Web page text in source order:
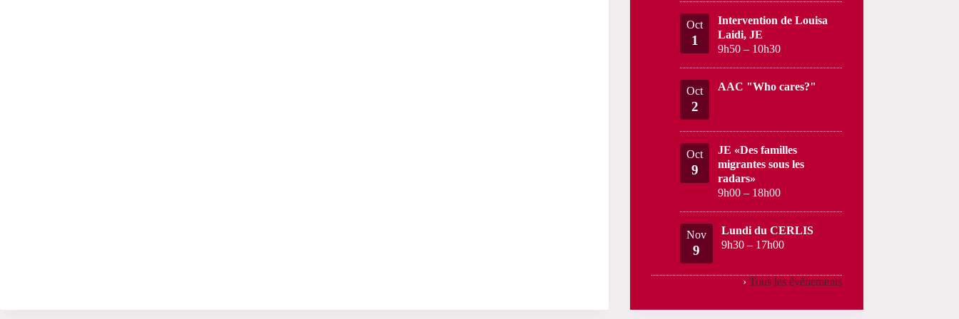
Oct
1
Intervention de Louisa
Laidi, JE
9h50 – 10h30
Oct
2
AAC "Who cares?"
Oct
9
JE «Des familles
migrantes sous les
radars»
9h00 – 18h00
Nov
9
Lundi du CERLIS
9h30 – 17h00
› Tous les évènements